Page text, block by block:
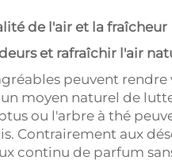
de l'air et la fraîcheur
et rafraîchir l'air
peuvent
moyen naturel de
ou l'arbre à thé
Contrairement aux
continu de parfum